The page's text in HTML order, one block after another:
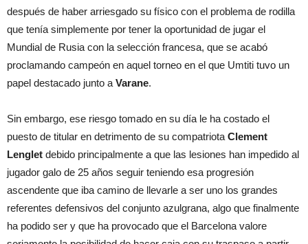
después de haber arriesgado su físico con el problema de rodilla
que tenía simplemente por tener la oportunidad de jugar el
Mundial de Rusia con la selección francesa, que se acabó
proclamando campeón en aquel torneo en el que Umtiti tuvo un
papel destacado junto a Varane.
Sin embargo, ese riesgo tomado en su día le ha costado el
puesto de titular en detrimento de su compatriota Clement
Lenglet debido principalmente a que las lesiones han impedido al
jugador galo de 25 años seguir teniendo esa progresión
ascendente que iba camino de llevarle a ser uno los grandes
referentes defensivos del conjunto azulgrana, algo que finalmente
ha podido ser y que ha provocado que el Barcelona valore